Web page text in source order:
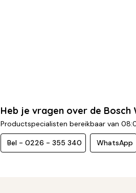
Heb je vragen over de Bosch
Productspecialisten bereikbaar van
Bel - 0226 - 355 340 WhatsApp